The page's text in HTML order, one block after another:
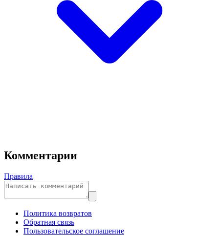
Комментарии
Правила
Политика возвратов
Обратная связь
Пользовательское соглашение